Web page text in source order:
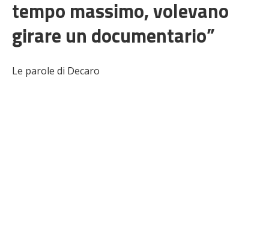
tempo massimo, volevano
girare un documentario”
Le parole di Decaro